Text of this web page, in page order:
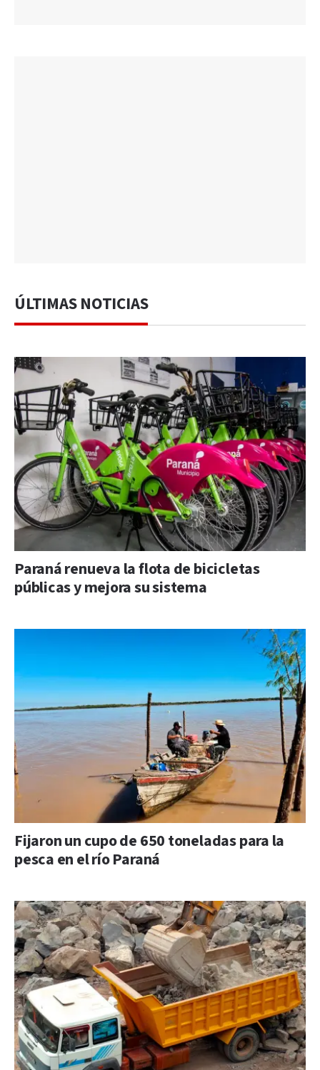
ÚLTIMAS NOTICIAS
Paraná renueva la flota de bicicletas
públicas y mejora su sistema
Fijaron un cupo de 650 toneladas para la
pesca en el río Paraná